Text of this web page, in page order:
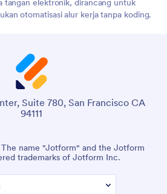
tangan elektronik, dirancang untuk
otomatisasi alur kerja tanpa koding.
Suite 780, San Francisco CA
94111
name "Jotform" and the Jotform
trademarks of Jotform Inc.